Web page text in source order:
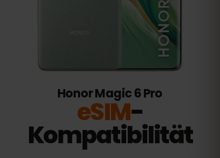
Honor Magic 6 Pro
eSIM-
Kompatibilität